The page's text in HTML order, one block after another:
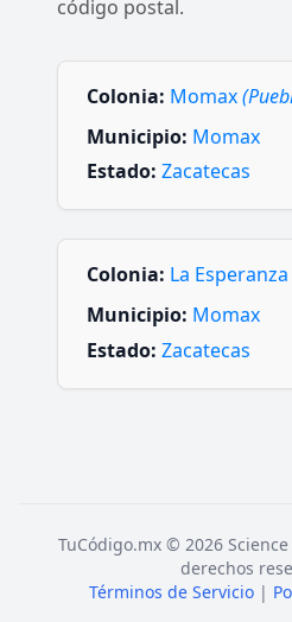
código postal.
Colonia: Momax
Municipio: Momax
Estado: Zacatecas
Colonia: La Esperanza
Municipio: Momax
Estado: Zacatecas
TuCódigo.mx © 2026
derechos
Términos de Servicio |